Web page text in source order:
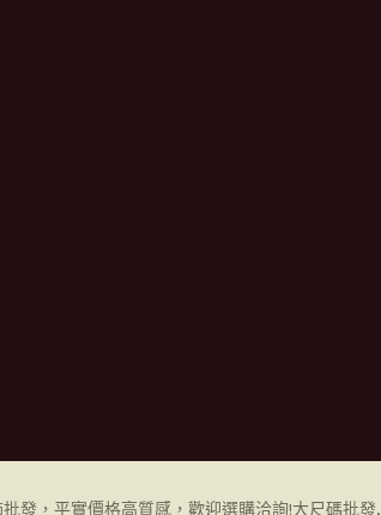
發，平實價格高質感，歡迎選購洽詢!大尺碼批發,